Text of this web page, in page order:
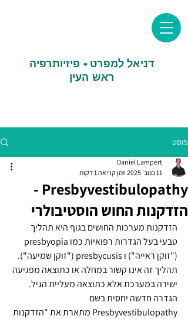
דניאל למפרט - פיזיותרפיה
ראש העין
פוסט
Presbyvestibulopathy -
הזדקנות החוש הוסטיבולרי
Daniel Lampert
11 בנוב׳ 2025
זמן קריאה 1 דקות
הזדקנות מערכות החושים בגוף היא תהליך
("זוקן ראייה") ו presbycusis ("זוקן שמיעה").
תהליך זה אינו קשור במחלה או כתוצאה מפגיעה
ישירה במערכת אלא כתוצאה מעליית הגיל.
הגדרה חדשה יחסית בשם
Presbyvestibulopathy מתארת את "הזדקנות